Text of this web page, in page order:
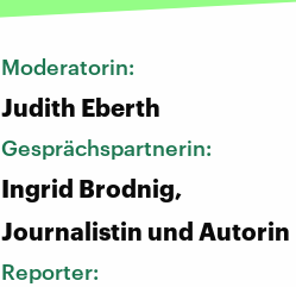
Moderatorin:
Judith Eberth
Gesprächspartnerin:
Ingrid Brodnig,
Journalistin und Autorin
Reporter: